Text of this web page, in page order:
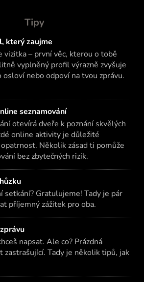
Tipy
který zaujme
– první věc, kterou o tobě
vyplněný profil výrazně zvyšuje
osloví nebo odpoví na tvou zprávu.
seznamování
otevírá dveře k poznání skvělých
online aktivity je důležité
Několik zásad ti pomůže
bez zbytečných rizik.
setkání? Gratulujeme! Tady je pár
příjemný zážitek pro oba.
napsat. Ale co? Prázdná
zastrašující. Tady je několik tipů, jak